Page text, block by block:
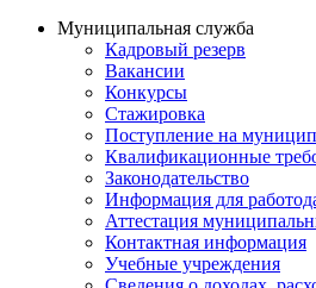
Муниципальная служба
Кадровый резерв
Вакансии
Конкурсы
Стажировка
Поступление на
Квалификационные
Законодательство
Информация для
Аттестация
Контактная информация
Учебные учреждения